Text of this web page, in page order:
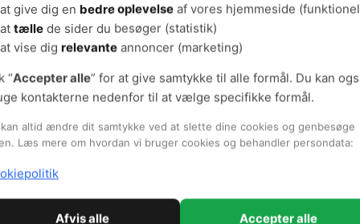
Ventilation var en udfordring på Svanepunktet
jeres ventilationsanlæg
præstationer via indeklima
udfordringer i gamle bygninger
i nyere bygninger med eksisterende ventilationsanlæg
ventilationsanlæg.
at give dig en bedre oplevelse af vores hjemmeside
at tælle de sider du besøger (statistik)
at vise dig relevante annoncer (marketing)
“Accepter alle” for at give samtykke til alle formål. Du kan
kontakterne nedenfor til at vælge specifikke formål.
kan altid ændre dit samtykke ved at slette dine cookies og genbesøge
Læs mere om hvordan vi bruger cookies og behandler persondata:
Afvis alle Accepter alle